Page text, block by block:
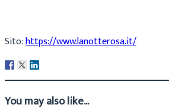
Sito:https://www.lanotterosa.it/
You may also like...